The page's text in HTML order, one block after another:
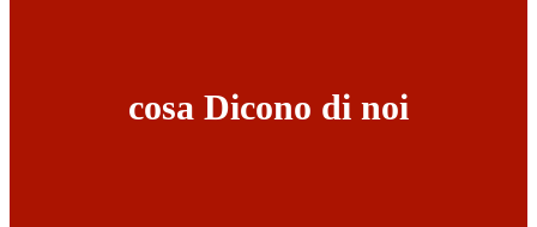
cosa Dicono di noi